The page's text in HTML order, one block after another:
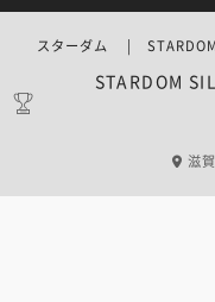
STARDOM
スターダム | STARDOM
滋